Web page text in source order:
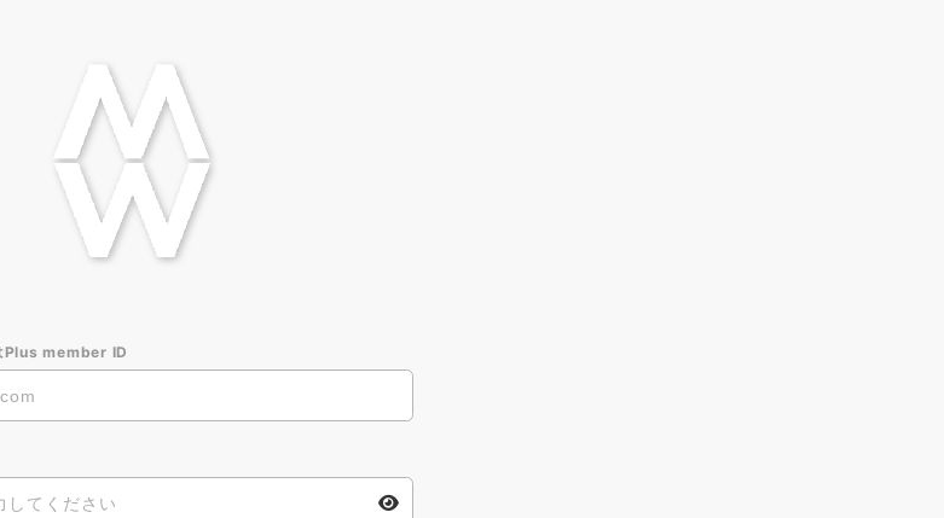
Plus member ID